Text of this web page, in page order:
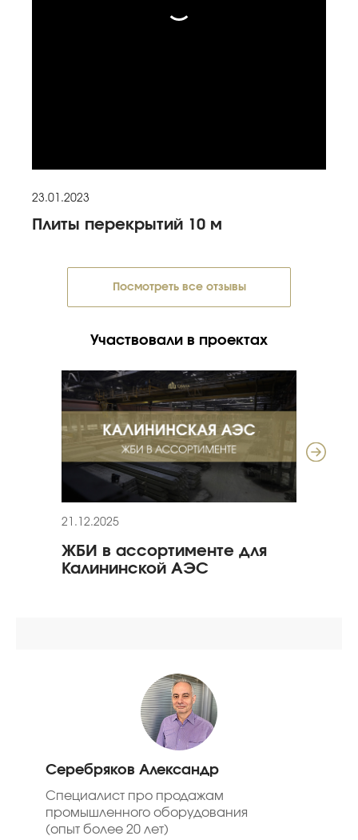
23.01.2023
Плиты перекрытий 10 м
Посмотреть все отзывы
Участвовали в проектах
21.12.2025
ЖБИ в ассортименте для
Калининской АЭС
Серебряков Александр
Специалист про продажам
промышленного оборудования
(опыт более 20 лет)